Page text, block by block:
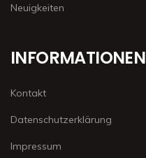
Neuigkeiten
INFORMATIONEN
Kontakt
Datenschutzerklärung
Impressum